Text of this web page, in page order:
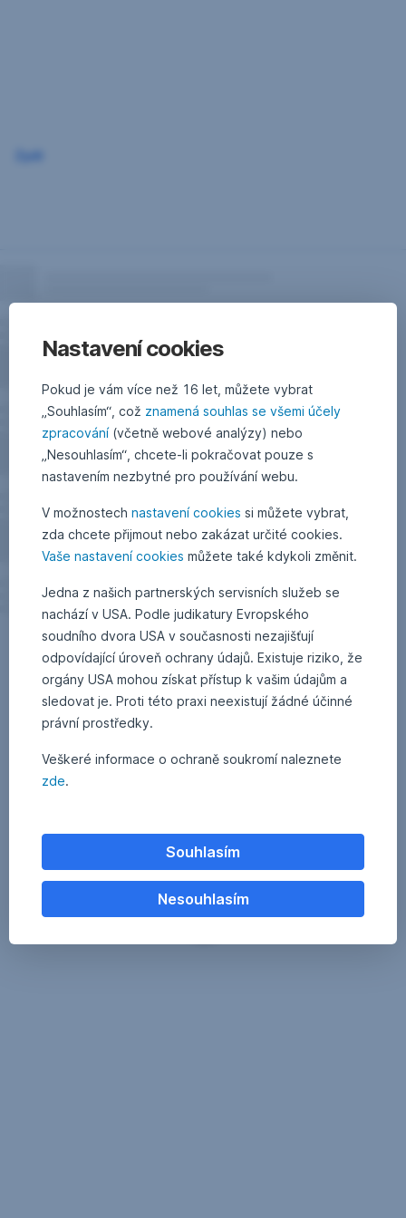
Nastavení cookies
Pokud je vám více než 16 let, můžete vybrat
„Souhlasím“, což znamená souhlas se všemi účely
zpracování(včetně webové analýzy) nebo
„Nesouhlasím“, chcete-li pokračovat pouze s
nastavením nezbytné pro používání webu.
V možnostech nastavení cookies si můžete vybrat,
zda chcete přijmout nebo zakázat určité cookies.
Vaše nastavení cookies můžete také kdykoli změnit.
Jedna z našich partnerských servisních služeb se
nachází v USA. Podle judikatury Evropského
soudního dvora USA v současnosti nezajišťují
odpovídající úroveň ochrany údajů. Existuje riziko, že
orgány USA mohou získat přístup k vašim údajům a
sledovat je. Proti této praxi neexistují žádné účinné
právní prostředky.
Veškeré informace o ochraně soukromí naleznete
zde.
Souhlasím
Nesouhlasím